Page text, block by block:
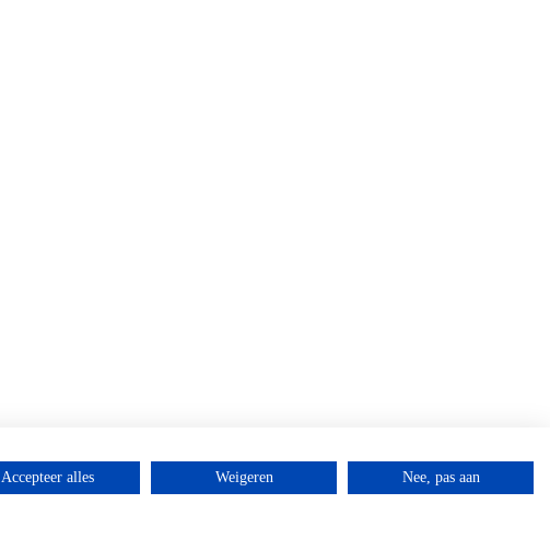
Accepteer alles Weigeren Nee, pas aan